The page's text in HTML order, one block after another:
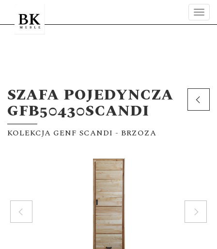
SZAFA POJEDYNCZA
GFB50430SCANDI
KOLEKCJA GENF SCANDI - BRZOZA